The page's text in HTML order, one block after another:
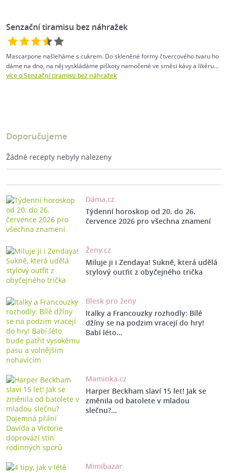
Senzační tiramisu bez náhražek
Mascarpone našleháme s cukrem. Do skleněné formy čtvercového tvaru ho
dáme na dno, na něj vyskládáme piškoty namočené ve směsi kávy a likéru...
více o Senzační tiramisu bez náhražek
Doporučujeme
Žádné recepty nebyly nalezeny
Dáma.cz
Týdenní horoskop od 20. do 26.
července 2026 pro všechna znamení
Ženy.cz
Miluje ji i Zendaya! Sukně, která udělá
stylový outfit z obyčejného trička
Blesk pro ženy
Italky a Francouzky rozhodly: Bílé
džíny se na podzim vracejí do hry!
Babí léto…
Maminka.cz
Harper Beckham slaví 15 let! Jak se
změnila od batolete v mladou
slečnu?…
Mimibazar